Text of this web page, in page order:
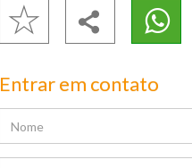
Entrar em contato